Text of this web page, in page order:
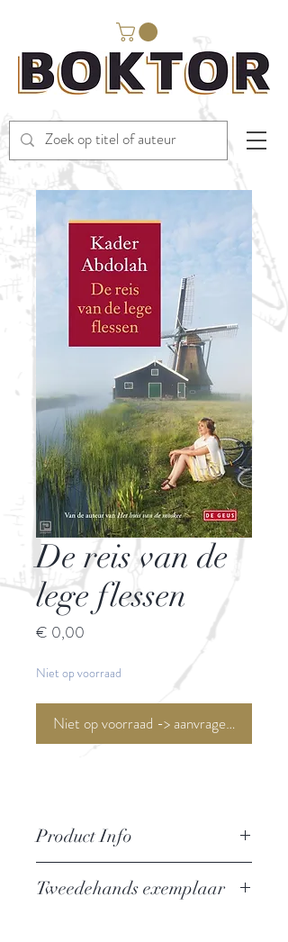
De reis van de
lege flessen
€ 0,00
Niet op voorraad
Niet op voorraad -> aanvragen <-
Product Info
Uitgever: De Geus
Tweedehands exemplaar